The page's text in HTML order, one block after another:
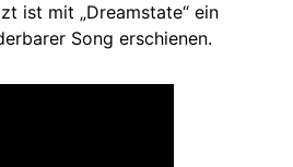
ist mit „Dreamstate“ ein
Song erschienen.